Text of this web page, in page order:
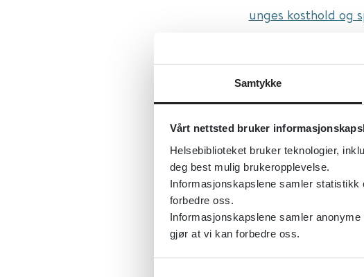
Samtykke
Vårt nettsted bruker
Helsebiblioteket bruker teknologier,
deg best mulig brukeropplevelse.
Informasjonskapslene samler
forbedre oss.
Informasjonskapslene samler
gjør at vi kan forbedre oss.
unges kosthold og
Sist faglig
Tema:
folkehelse
Emner:Barn og
Dokumenttype:
Utgiver: